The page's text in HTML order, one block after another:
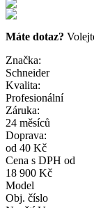
Máte dotaz?
Značka:
Schneider
Kvalita:
Profesionální
Záruka:
24 měsíců
Doprava:
od 40 Kč
Cena s DPH od
18 900 Kč
Model
Obj. číslo